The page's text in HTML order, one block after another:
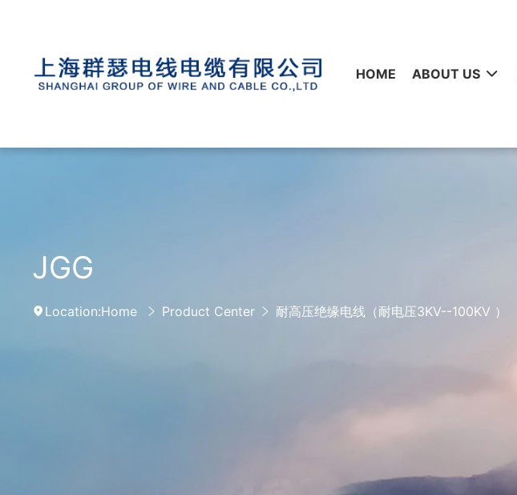
HOME ABOUT US
JGG
Location:Home Product Center 耐高压绝缘电线（耐电压3KV--100KV ）